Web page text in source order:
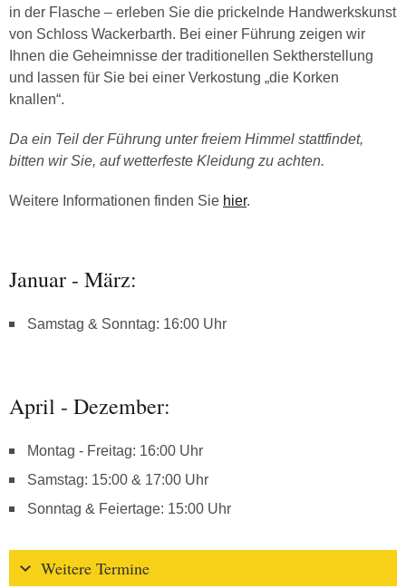
in der Flasche – erleben Sie die prickelnde Handwerkskunst
von Schloss Wackerbarth. Bei einer Führung zeigen wir
Ihnen die Geheimnisse der traditionellen Sektherstellung
und lassen für Sie bei einer Verkostung „die Korken
knallen“.
Da ein Teil der Führung unter freiem Himmel stattfindet,
bitten wir Sie, auf wetterfeste Kleidung zu achten.
Weitere Informationen finden Sie hier.
Januar - März:
Samstag & Sonntag: 16:00 Uhr
April - Dezember:
Montag - Freitag: 16:00 Uhr
Samstag: 15:00 & 17:00 Uhr
Sonntag & Feiertage: 15:00 Uhr
Weitere Termine